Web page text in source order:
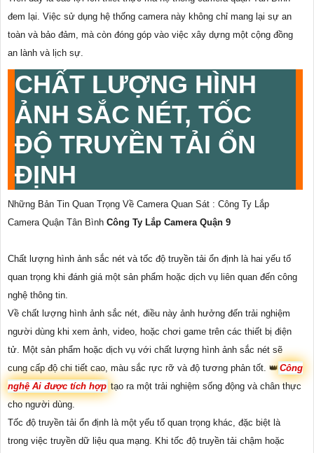
đem lại. Việc sử dụng hệ thống camera này không chỉ mang lại sự an
toàn và bảo đảm, mà còn đóng góp vào việc xây dựng một cộng đồng
an lành và lịch sự.
CHẤT LƯỢNG HÌNH
ẢNH SẮC NÉT, TỐC
ĐỘ TRUYỀN TẢI ỔN
ĐỊNH
Những Bản Tin Quan Trọng Về Camera Quan Sát : Công Ty Lắp
Camera Quận Tân Bình Công Ty Lắp Camera Quận 9
Chất lượng hình ảnh sắc nét và tốc độ truyền tải ổn định là hai yếu tố
quan trọng khi đánh giá một sản phẩm hoặc dịch vụ liên quan đến công
nghệ thông tin.
Về chất lượng hình ảnh sắc nét, điều này ảnh hưởng đến trải nghiệm
người dùng khi xem ảnh, video, hoặc chơi game trên các thiết bị điện
tử. Một sản phẩm hoặc dịch vụ với chất lượng hình ảnh sắc nét sẽ
cung cấp độ chi tiết cao, màu sắc rực rỡ và độ tương phản tốt. 👑 Công
nghệ Ai được tích hợp tạo ra một trải nghiệm sống động và chân thực
cho người dùng.
Tốc độ truyền tải ổn định là một yếu tố quan trọng khác, đặc biệt là
trong việc truyền dữ liệu qua mạng. Khi tốc độ truyền tải chậm hoặc